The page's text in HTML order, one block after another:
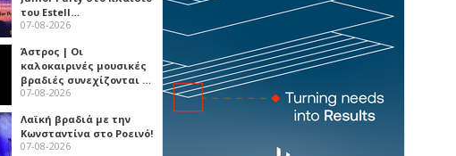
του Estell…
07-08-2026
Άστρος | Οι
καλοκαιρινές μουσικές
βραδιές συνεχίζονται …
07-08-2026
Λαϊκή βραδιά με την
Κωνσταντίνα στο Ροεινό!
07-08-2026